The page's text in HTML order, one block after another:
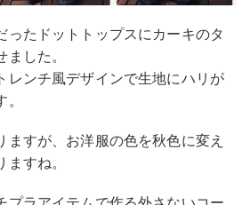
ったドットトップスにカーキのタ
した。
レンチ風デザインで生地にハリが
ますが、お洋服の色を秋色に変え
すね。